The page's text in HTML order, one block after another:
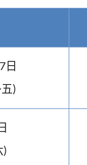
日
)
)